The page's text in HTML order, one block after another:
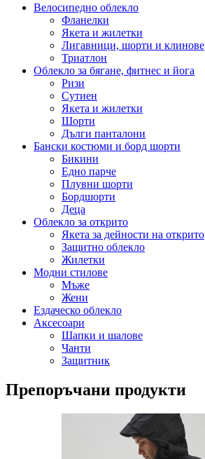
Велосипедно облекло
Фланелки
Якета и жилетки
Лигавници, шорти и клинове
Триатлон
Облекло за бягане, фитнес и йога
Ризи
Сутиен
Якета и жилетки
Шорти
Дълги панталони
Бански костюми и борд шорти
Бикини
Едно парче
Плувни шорти
Бордшорти
Деца
Облекло за открито
Якета за дейности на открито
Защитно облекло
Жилетки
Модни стилове
Мъже
Жени
Ездаческо облекло
Аксесоари
Шапки и шалове
Чанти
Защитник
Препоръчани продукти